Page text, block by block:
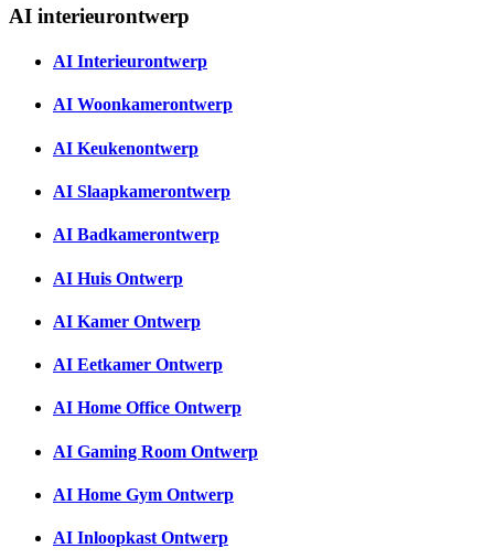
AI interieurontwerp
AI Interieurontwerp
AI Woonkamerontwerp
AI Keukenontwerp
AI Slaapkamerontwerp
AI Badkamerontwerp
AI Huis Ontwerp
AI Kamer Ontwerp
AI Eetkamer Ontwerp
AI Home Office Ontwerp
AI Gaming Room Ontwerp
AI Home Gym Ontwerp
AI Inloopkast Ontwerp